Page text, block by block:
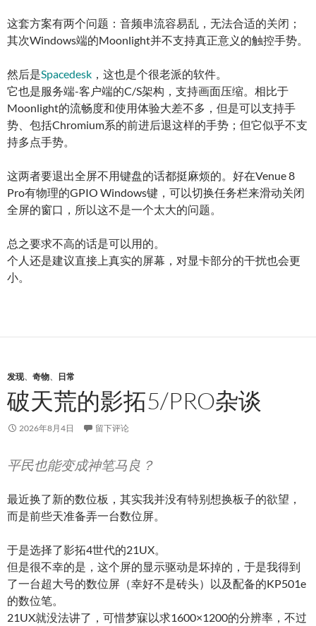
这套方案有两个问题：音频串流容易乱，无法合适的关闭；
其次Windows端的Moonlight并不支持真正意义的触控手势。
然后是Spacedesk ，这也是个很老派的软件。
它也是服务端-客户端的C/S架构，支持画面压缩。相比于
Moonlight的流畅度和使用体验大差不多，但是可以支持手
势、包括Chromium系的前进后退这样的手势；但它似乎不支
持多点手势。
这两者要退出全屏不用键盘的话都挺麻烦的。好在Venue 8
Pro有物理的GPIO Windows键，可以切换任务栏来滑动关闭
全屏的窗口，所以这不是一个太大的问题。
总之要求不高的话是可以用的。
个人还是建议直接上真实的屏幕，对显卡部分的干扰也会更
小。
发现、 奇物、 日常
破天荒的影拓5/PRO杂谈
2026年8月4日 留下评论
平民也能变成神笔马良？
最近换了新的数位板，其实我并没有特别想换板子的欲望，
而是前些天准备弄一台数位屏。
于是选择了影拓4世代的21UX。
但是很不幸的是，这个屏的显示驱动是坏掉的，于是我得到
了一台超大号的数位屏（幸好不是砖头）以及配备的KP501e
的数位笔。
21UX就没法讲了，可惜梦寐以求1600×1200的分辨率，不过